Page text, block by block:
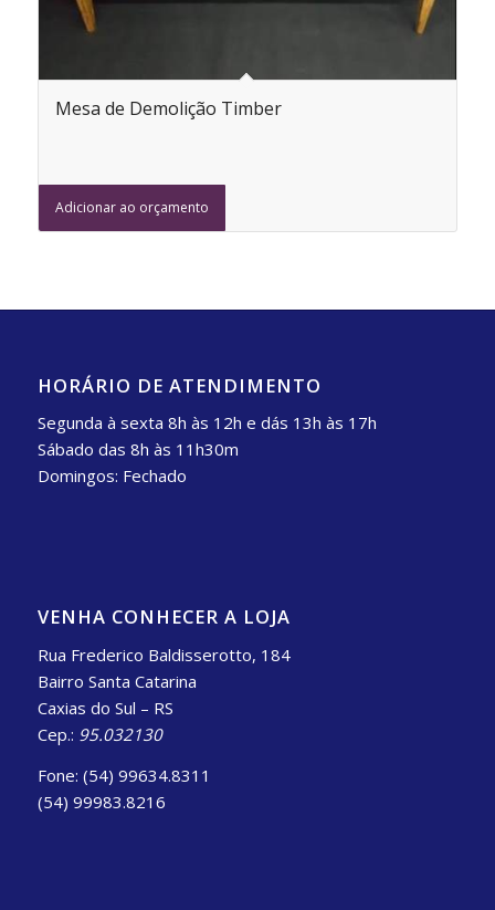
Mesa de Demolição Timber
Adicionar ao orçamento
HORÁRIO DE ATENDIMENTO
Segunda à sexta 8h às 12h e dás 13h às 17h
Sábado das 8h às 11h30m
Domingos: Fechado
VENHA CONHECER A LOJA
Rua Frederico Baldisserotto, 184
Bairro Santa Catarina
Caxias do Sul – RS
Cep.: 95.032130
Fone: (54) 99634.8311
(54) 99983.8216